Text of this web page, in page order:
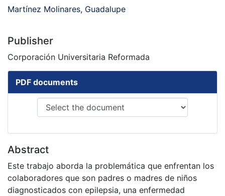
Martínez Molinares, Guadalupe
Publisher
Corporación Universitaria Reformada
PDF documents
Abstract
Este trabajo aborda la problemática que enfrentan los
colaboradores que son padres o madres de niños
diagnosticados con epilepsia, una enfermedad